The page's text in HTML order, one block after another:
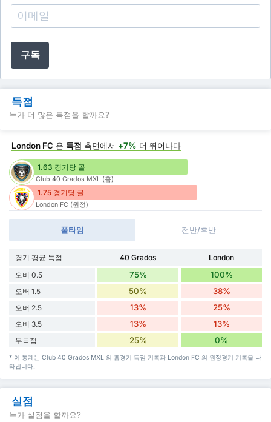
구독
득점
누가 더 많은 득점을 할까요?
London FC 은 득점 측면에서 +7% 더 뛰어나다
1.63 경기당 골
Club 40 Grados MXL (홈)
1.75 경기당 골
London FC (원정)
풀타임 전반/후반
경기 평균 득점 40 Grados
London
오버 0.5
75% 100%
오버 1.5 50% 38%
오버 2.5 13% 25%
오버 3.5 13% 13%
무득점 25% 0%
* 이 통계는 Club 40 Grados MXL 의 홈경기 득점 기록과 London FC 의 원정경기 기록을 나
타냅니다.
실점
누가 실점을 할까요?